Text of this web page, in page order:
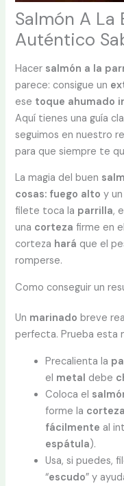
Salmón A La
Auténtico
Hacer salmón a la
parece: consigue un
ese toque ahumado
Aquí tienes una guía
seguimos en nuestro
para que siempre te
La magia del buen
cosas: fuego alto y
filete toca la parrilla,
una corteza firme en el
corteza hará que el
romperse.
Como conseguir un
Un marinado breve
perfecta. Prueba esta
Precalienta la
el metal debe
Coloca el
forme la corteza
fácilmente al
espátula).
Usa, si puedes,
“escudo” y